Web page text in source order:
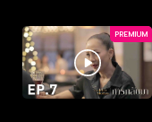
PREMIUM